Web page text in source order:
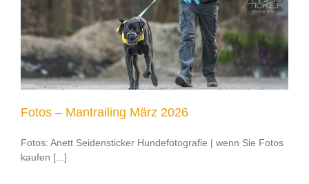
Fotos – Mantrailing März 2026
Fotos: Anett Seidensticker Hundefotografie | wenn Sie Fotos
kaufen [...]